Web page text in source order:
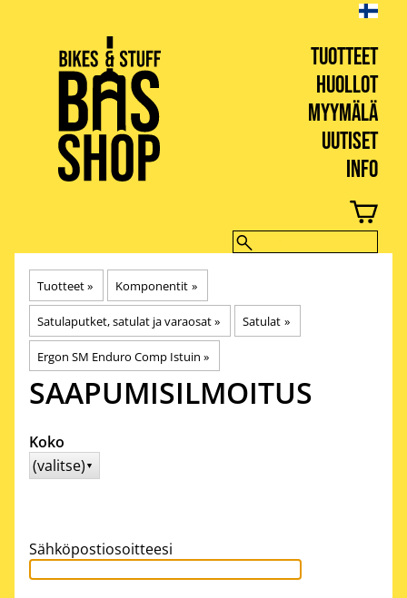
TUOTTEET
HUOLLOT
MYYMÄLÄ
UUTISET
INFO
BIKES & STUFF
Tuotteet‪» Komponentit ‪»
Satulaputket, satulat ja varaosat‪» Satulat ‪»
Ergon SM Enduro Comp Istuin ‪»
SAAPUMISILMOITUS
Koko
(valitse) ▼
Sähköpostiosoitteesi